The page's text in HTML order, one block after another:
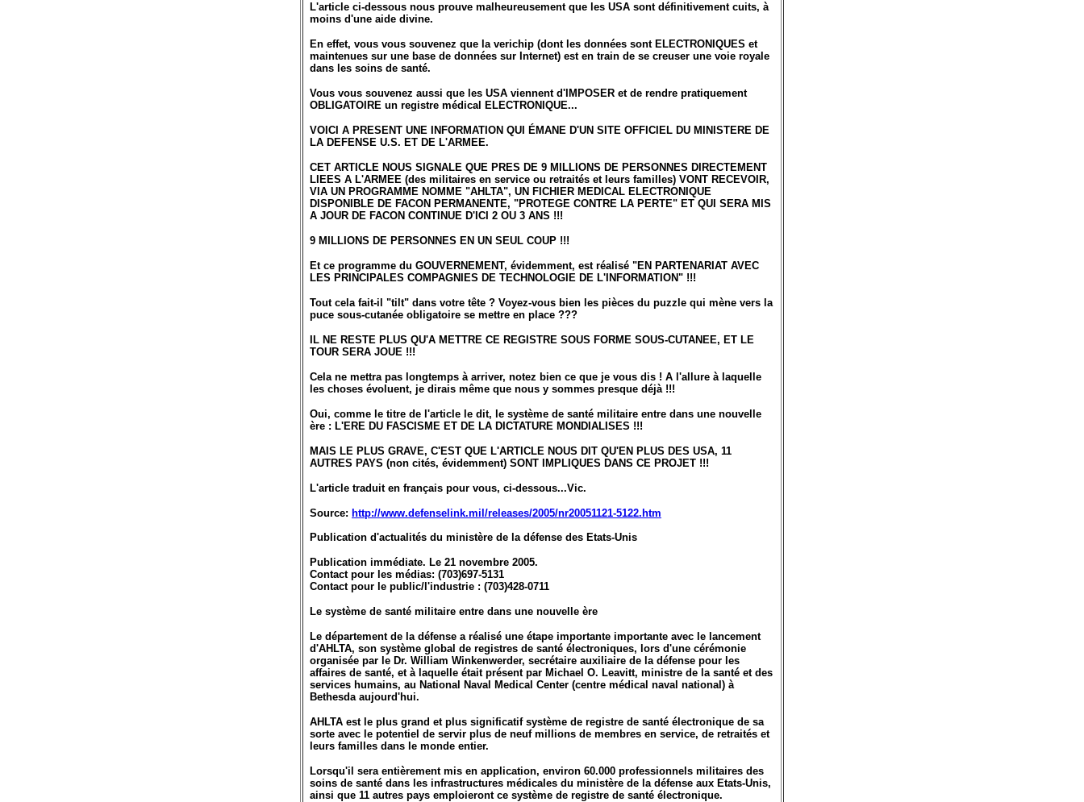
L'article ci-dessous nous prouve malheureusement que les USA sont définitivement cuits, à
moins d'une aide divine.
En effet, vous vous souvenez que la verichip (dont les données sont ELECTRONIQUES et
maintenues sur une base de données sur Internet) est en train de se creuser une voie royale
dans les soins de santé.
Vous vous souvenez aussi que les USA viennent d'IMPOSER et de rendre pratiquement
OBLIGATOIRE un registre médical ELECTRONIQUE...
VOICI A PRESENT UNE INFORMATION QUI ÉMANE D'UN SITE OFFICIEL DU MINISTERE DE
LA DEFENSE U.S. ET DE L'ARMEE.
CET ARTICLE NOUS SIGNALE QUE PRES DE 9 MILLIONS DE PERSONNES DIRECTEMENT
LIEES A L'ARMEE (des militaires en service ou retraités et leurs familles) VONT RECEVOIR,
VIA UN PROGRAMME NOMME "AHLTA", UN FICHIER MEDICAL ELECTRONIQUE
DISPONIBLE DE FACON PERMANENTE, "PROTEGE CONTRE LA PERTE" ET QUI SERA MIS
A JOUR DE FACON CONTINUE D'ICI 2 OU 3 ANS !!!
9 MILLIONS DE PERSONNES EN UN SEUL COUP !!!
Et ce programme du GOUVERNEMENT, évidemment, est réalisé "EN PARTENARIAT AVEC
LES PRINCIPALES COMPAGNIES DE TECHNOLOGIE DE L'INFORMATION" !!!
Tout cela fait-il "tilt" dans votre tête ? Voyez-vous bien les pièces du puzzle qui mène vers la
puce sous-cutanée obligatoire se mettre en place ???
IL NE RESTE PLUS QU'A METTRE CE REGISTRE SOUS FORME SOUS-CUTANEE, ET LE
TOUR SERA JOUE !!!
Cela ne mettra pas longtemps à arriver, notez bien ce que je vous dis ! A l'allure à laquelle
les choses évoluent, je dirais même que nous y sommes presque déjà !!!
Oui, comme le titre de l'article le dit, le système de santé militaire entre dans une nouvelle
ère : L'ERE DU FASCISME ET DE LA DICTATURE MONDIALISES !!!
MAIS LE PLUS GRAVE, C'EST QUE L'ARTICLE NOUS DIT QU'EN PLUS DES USA, 11
AUTRES PAYS (non cités, évidemment) SONT IMPLIQUES DANS CE PROJET !!!
L'article traduit en français pour vous, ci-dessous...Vic.
Source: http://www.defenselink.mil/releases/2005/nr20051121-5122.htm
Publication d'actualités du ministère de la défense des Etats-Unis
Publication immédiate. Le 21 novembre 2005.
Contact pour les médias: (703)697-5131
Contact pour le public/l'industrie : (703)428-0711
Le système de santé militaire entre dans une nouvelle ère
Le département de la défense a réalisé une étape importante importante avec le lancement
d'AHLTA, son système global de registres de santé électroniques, lors d'une cérémonie
organisée par le Dr. William Winkenwerder, secrétaire auxiliaire de la défense pour les
affaires de santé, et à laquelle était présent par Michael O. Leavitt, ministre de la santé et des
services humains, au National Naval Medical Center (centre médical naval national) à
Bethesda aujourd'hui.
AHLTA est le plus grand et plus significatif système de registre de santé électronique de sa
sorte avec le potentiel de servir plus de neuf millions de membres en service, de retraités et
leurs familles dans le monde entier.
Lorsqu'il sera entièrement mis en application, environ 60.000 professionnels militaires des
soins de santé dans les infrastructures médicales du ministère de la défense aux Etats-Unis,
ainsi que 11 autres pays emploieront ce système de registre de santé électronique.